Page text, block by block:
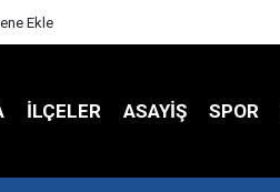
Ekle
İLÇELER ASAYİŞ SPOR